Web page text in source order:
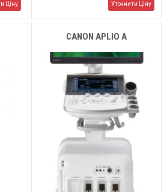
Ціну Уточнити Ціну
CANON APLIO А